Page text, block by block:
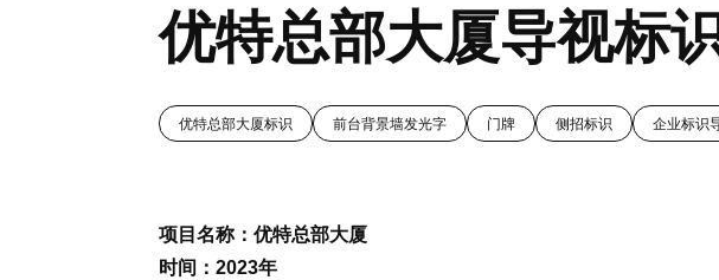
优特总部大厦导视标
优特总部大厦标识 前台背景墙发光字 门牌 侧招标识 企业标识
项目名称：优特总部大厦
时间：2023年